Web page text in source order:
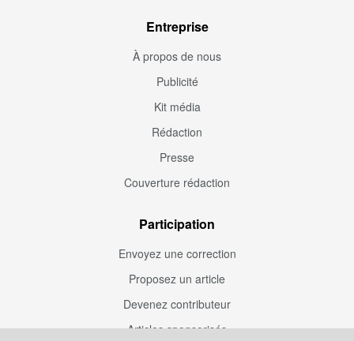
Entreprise
À propos de nous
Publicité
Kit média
Rédaction
Presse
Couverture rédaction
Participation
Envoyez une correction
Proposez un article
Devenez contributeur
Articles sponsorisés